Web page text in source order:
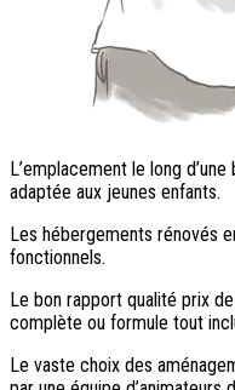
L’emplacement le long
adaptée aux jeunes enfants.
Les hébergements rénovés
fonctionnels.
Le bon rapport qualité prix
complète ou formule tout
Le vaste choix des